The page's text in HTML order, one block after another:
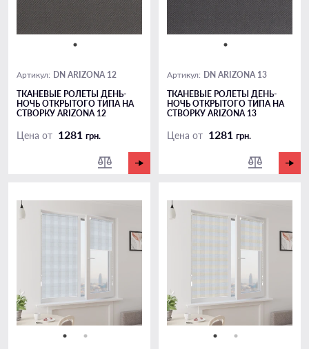
Артикул: DN ARIZONA 12
ТКАНЕВЫЕ РОЛЕТЫ ДЕНЬ-
НОЧЬ ОТКРЫТОГО ТИПА НА
СТВОРКУ ARIZONA 12
Цена от 1281 грн.
Артикул: DN ARIZONA 13
ТКАНЕВЫЕ РОЛЕТЫ ДЕНЬ-
НОЧЬ ОТКРЫТОГО ТИПА НА
СТВОРКУ ARIZONA 13
Цена от 1281 грн.